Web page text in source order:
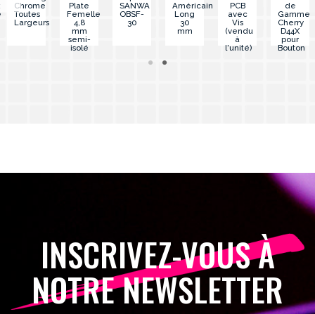
Chrome
Toutes
Largeurs
Plate
Femelle
4,8
mm
semi-
isolé
SANWA
OBSF-
30
Américain
Long
30
mm
PCB
avec
Vis
(vendu
à
l'unité)
de
Gamme
Cherry
D44X
pour
Bouton
INSCRIVEZ-VOUS À
NOTRE NEWSLETTER